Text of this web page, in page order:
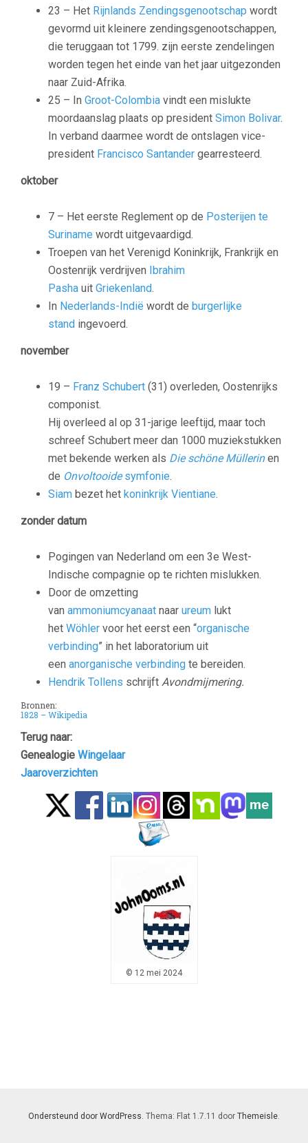
23 – Het Rijnlands Zendingsgenootschap wordt
gevormd uit kleinere zendingsgenootschappen,
die teruggaan tot 1799. zijn eerste zendelingen
worden tegen het einde van het jaar uitgezonden
naar Zuid-Afrika.
25 – In Groot-Colombia vindt een mislukte
moordaanslag plaats op president Simon Bolivar.
In verband daarmee wordt de ontslagen vice-
president Francisco Santander gearresteerd.
oktober
7 – Het eerste Reglement op de Posterijen te
Suriname wordt uitgevaardigd.
Troepen van het Verenigd Koninkrijk, Frankrijk en
Oostenrijk verdrijven Ibrahim
Pasha uit Griekenland.
In Nederlands-Indië wordt de burgerlijke
stand ingevoerd.
november
19 – Franz Schubert (31) overleden, Oostenrijks
componist.
Hij overleed al op 31-jarige leeftijd, maar toch
schreef Schubert meer dan 1000 muziekstukken
met bekende werken als Die schöne Müllerinen
de Onvoltooidesymfonie.
Siam bezet het koninkrijk Vientiane.
zonder datum
Pogingen van Nederland om een 3e West-
Indische compagnie op te richten mislukken.
Door de omzetting
van ammoniumcyanaat naar ureum lukt
het Wöhler voor het eerst een “organische
verbinding” in het laboratorium uit
een anorganische verbinding te bereiden.
Hendrik Tollens schrijft Avondmijmering.
Bronnen:
1828 – Wikipedia
Terug naar:
Genealogie Wingelaar
Jaaroverzichten
© 12 mei 2024
Ondersteund door WordPress . Thema: Flat 1.7.11 door Themeisle